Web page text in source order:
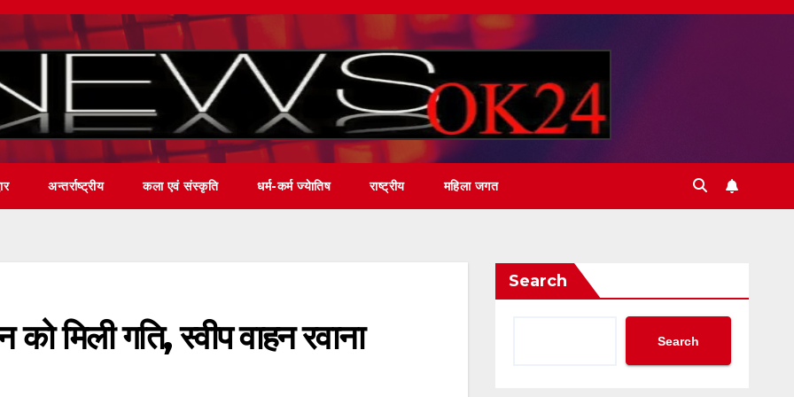
अन्तर्राष्ट्रीय कला एवं संस्कृति धर्म-कर्म ज्येातिष राष्ट्रीय महिला जगत
मिली गति, स्वीप वाहन रवाना
Search
Search